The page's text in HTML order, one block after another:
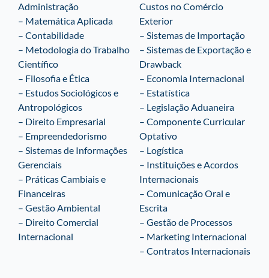
Administração
– Matemática Aplicada
– Contabilidade
– Metodologia do Trabalho
Científico
– Filosofia e Ética
– Estudos Sociológicos e
Antropológicos
– Direito Empresarial
– Empreendedorismo
– Sistemas de Informações
Gerenciais
– Práticas Cambiais e
Financeiras
– Gestão Ambiental
– Direito Comercial
Internacional
Custos no Comércio
Exterior
– Sistemas de Importação
– Sistemas de Exportação e
Drawback
– Economia Internacional
– Estatística
– Legislação Aduaneira
– Componente Curricular
Optativo
– Logística
– Instituições e Acordos
Internacionais
– Comunicação Oral e
Escrita
– Gestão de Processos
– Marketing Internacional
– Contratos Internacionais